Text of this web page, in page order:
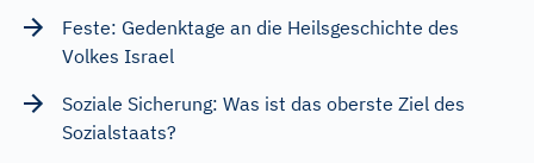
Feste: Gedenktage an die Heilsgeschichte des
Volkes Israel
Soziale Sicherung: Was ist das oberste Ziel des
Sozialstaats?